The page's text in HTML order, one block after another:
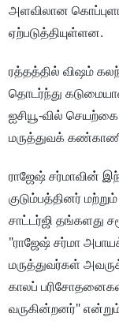
அளவிலான
ஏற்படுத்தியுள்ளன.
ரத்தத்தில் விஷம்
தொடர்ந்து
ஐசியூ-வில் செயற்கை
மருத்துவக்
ராஜேஷ் சர்மாவின்
குடும்பத்தினர்
சாட்டர்ஜி தங்களது
"ராஜேஷ் சர்மா
மருத்துவர்கள்
காலப்
வருகின்றனர்" என்றும்